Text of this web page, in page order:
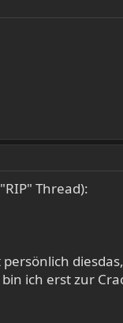
Thread):
ich erst zur